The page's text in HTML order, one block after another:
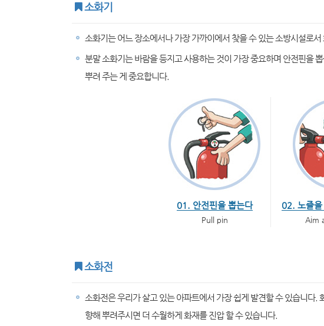
소화기
소화기는 어느 장소에서나 가장 가까이에서 찾을 수 있는 소방시설로
분말 소화기는 바람을 등지고 사용하는 것이 가장 중요하며 안전핀을
뿌려 주는 게 중요합니다.
01. 안전핀을 뽑는다
Pull pin
02. 노즐을
Aim
소화전
소화전은 우리가 살고 있는 아파트에서 가장 쉽게 발견할 수 있습니다
향해 뿌려주시면 더 수월하게 화재를 진압 할 수 있습니다.